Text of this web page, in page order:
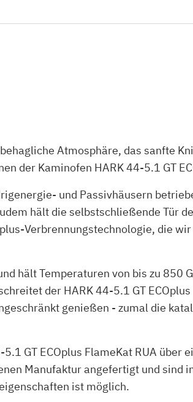
Atmosphäre, das sanfte
der Kaminofen HARK 44-5.1 GT
und Passivhäusern
hält die selbstschließende Tür
Verbrennungstechnologie, die
hält Temperaturen von bis zu 850
der HARK 44-5.1 GT
genießen - zumal die
GT ECOplus FlameKat RUA über
Manufaktur angefertigt und sind
ist möglich.